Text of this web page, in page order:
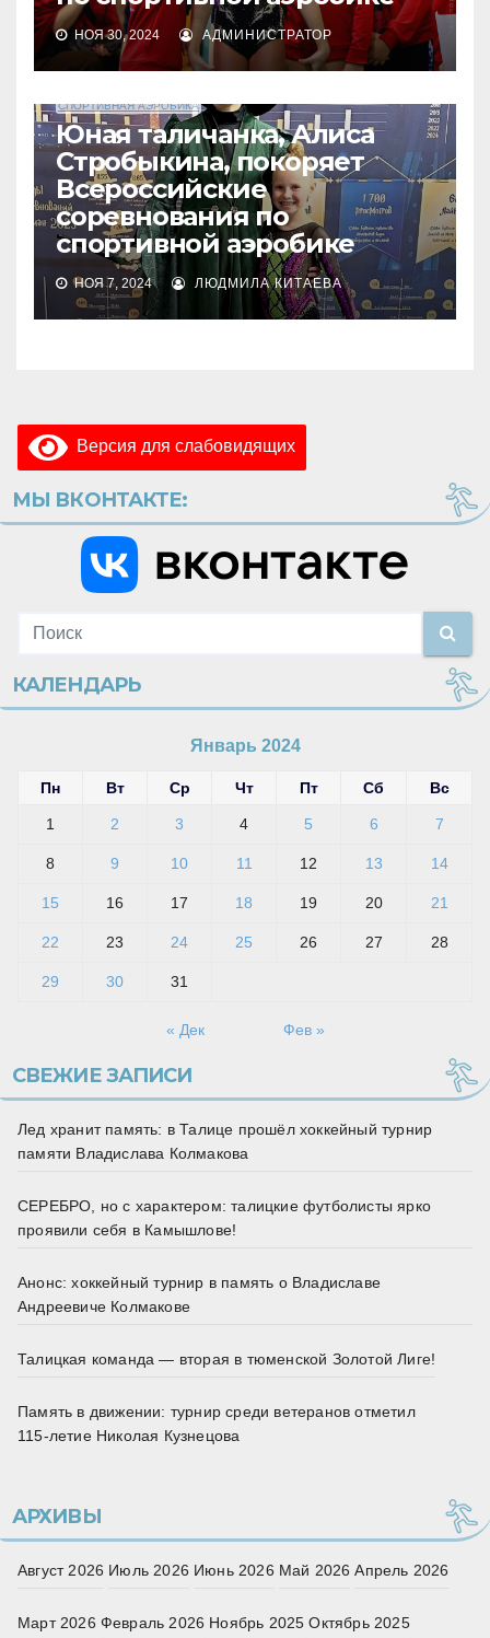
НОЯ 30, 2024 АДМИНИСТРАТОР
СПОРТИВНАЯ АЭРОБИКА
Юная таличанка, Алиса
Стробыкина, покоряет
Всероссийские
соревнования по
спортивной аэробике
НОЯ 7, 2024 ЛЮДМИЛА КИТАЕВА
Версия для слабовидящих
МЫ ВКОНТАКТЕ:
КАЛЕНДАРЬ
Январь 2024
Пн Вт Ср Чт Пт Сб Вс
1 2 3 4 5 6 7
8 9 10 11 12 13 14
15 16 17 18 19 20 21
22 23 24 25 26 27 28
29 30 31
« Дек Фев »
СВЕЖИЕ ЗАПИСИ
Лед хранит память: в Талице прошёл хоккейный турнир
памяти Владислава Колмакова
СЕРЕБРО, но с характером: талицкие футболисты ярко
проявили себя в Камышлове!
Анонс: хоккейный турнир в память о Владиславе
Андреевиче Колмакове
Талицкая команда — вторая в тюменской Золотой Лиге!
Память в движении: турнир среди ветеранов отметил
115‑летие Николая Кузнецова
АРХИВЫ
Август 2026 Июль 2026 Июнь 2026 Май 2026 Апрель 2026
Март 2026 Февраль 2026 Ноябрь 2025 Октябрь 2025